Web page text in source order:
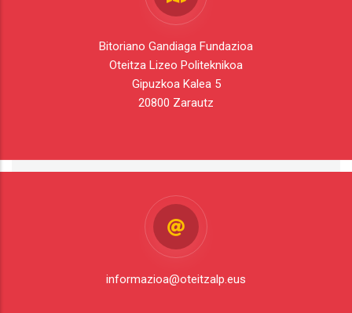
Bitoriano Gandiaga Fundazioa
Oteitza Lizeo Politeknikoa
Gipuzkoa Kalea 5
20800 Zarautz
informazioa@oteitzalp.eus